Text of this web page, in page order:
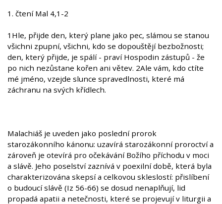
1. čtení Mal 4,1-2
1Hle, přijde den, který plane jako pec, slámou se stanou
všichni zpupní, všichni, kdo se dopouštějí bezbožnosti;
den, který přijde, je spálí - praví Hospodin zástupů - že
po nich nezůstane kořen ani větev. 2Ale vám, kdo ctíte
mé jméno, vzejde slunce spravedlnosti, které má
záchranu na svých křídlech.
Malachiáš je uveden jako poslední prorok
starozákonního kánonu: uzavírá starozákonní proroctví a
zároveň je otevírá pro očekávání Božího příchodu v moci
a slávě. Jeho poselství zaznívá v poexilní době, která byla
charakterizována skepsí a celkovou skleslostí: přislíbení
o budoucí slávě (Iz 56-66) se dosud nenaplňují, lid
propadá apatii a netečnosti, které se projevují v liturgii a